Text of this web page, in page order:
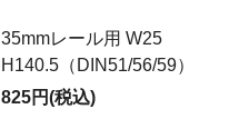
35mmレール用 W25
H140.5（DIN51/56/59）
825円(税込)